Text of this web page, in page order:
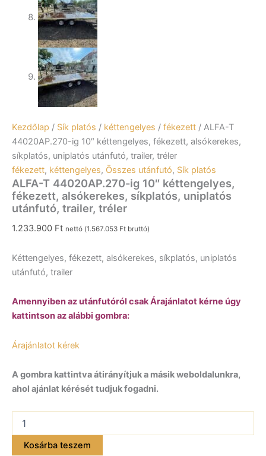
Kezdőlap / Sík platós / kéttengelyes / fékezett / ALFA-T
44020AP.270-ig 10″ kéttengelyes, fékezett, alsókerekes,
síkplatós, uniplatós utánfutó, trailer, tréler
fékezett, kéttengelyes, Összes utánfutó, Sík platós
ALFA-T 44020AP.270-ig 10″ kéttengelyes,
fékezett, alsókerekes, síkplatós, uniplatós
utánfutó, trailer, tréler
1.233.900 Ft nettó (1.567.053 Ft bruttó)
Kéttengelyes, fékezett, alsókerekes, síkplatós, uniplatós
utánfutó, trailer
Amennyiben az utánfutóról csak Árajánlatot kérne úgy
kattintson az alábbi gombra:
Árajánlatot kérek
A gombra kattintva átirányítjuk a másik weboldalunkra,
ahol ajánlat kérését tudjuk fogadni.
44020AP.270-
Kosárba teszem